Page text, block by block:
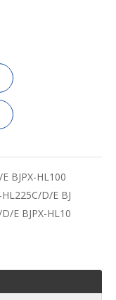
BJPX-HL100
D/E BJ
E BJPX-HL10